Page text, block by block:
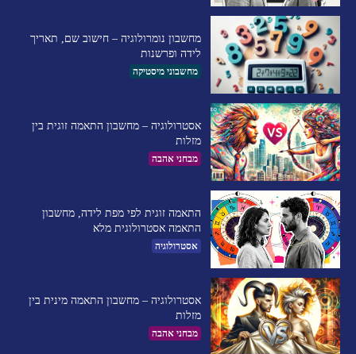
מחשבון נומרולוגיה – חישוב שם, תאריך
לידה ופרשנות
מחשבוני מיסטיקה
אסטרולוגיה – מחשבון התאמה זוגית בין
מזלות
מבחני אהבה
התאמה זוגית לפי מפת לידה, מחשבון
התאמה אסטרולוגית מלא
אסטרולוגיה
אסטרולוגיה – מחשבון התאמה מינית בין
מזלות
מבחני אהבה